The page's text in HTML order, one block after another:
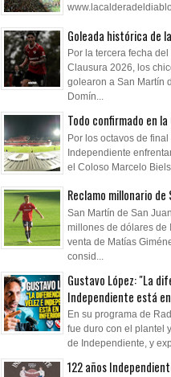
Goleada histórica de
Por la tercera fecha
Clausura 2026, los
golearon a San Martín
Domín...
Todo confirmado en
Por los octavos de
Independiente
el Coloso Marcelo
Reclamo millonario de
San Martín de San
millones de dólares de
venta de Matías
consid...
Gustavo López: "La
Independiente está
En su programa de
fue duro con el plantel
de Independiente, y
122 años